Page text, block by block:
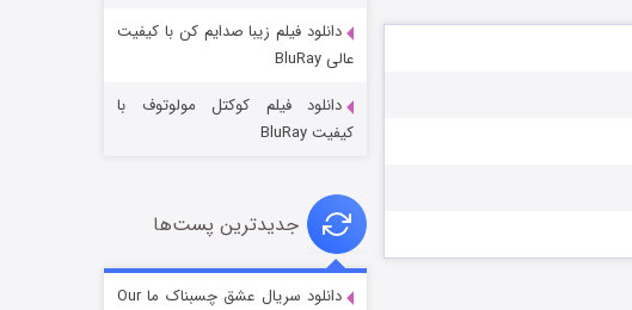
عملیات آپارتمان
دانلود فیلم زیبا صدایم کن با کیفیت
عالی BluRay
دانلود فیلم کوکتل مولوتوف با
کیفیت BluRay
جدیدترین پست‌ها
دانلود سریال عشق چسبناک ما Our